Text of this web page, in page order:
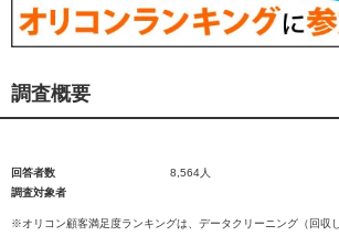
調査概要
回答者数
8,564人
調査対象者
※オリコン顧客満足度ランキングは、データクリーニング（回収